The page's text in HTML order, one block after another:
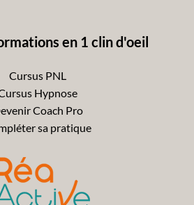
en 1 clin d'oeil
Cursus PNL
Hypnose
Coach Pro
sa pratique